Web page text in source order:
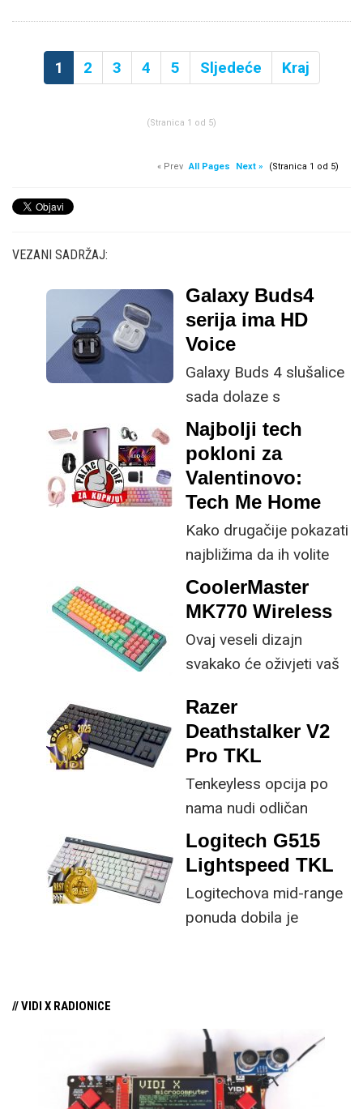
1 2 3 4 5 Sljedeće Kraj
(Stranica 1 od 5)
« Prev All Pages Next » (Stranica 1 od 5)
VEZANI SADRŽAJ:
Galaxy Buds4
serija ima HD
Voice
Galaxy Buds 4 slušalice
sada dolaze s
unaprijeđenom
kvalitetom poziva i
boljim uklanjanjem
pozadinske buke.
Najbolji tech
pokloni za
Valentinovo:
Tech Me Home
Kako drugačije pokazati
najbližima da ih volite
nego kupnjom
tehnološkog poklona
učiniti lakšom,
ugodnijom i
zabavnijom?
CoolerMaster
MK770 Wireless
Ovaj veseli dizajn
svakako će oživjeti vaš
CoolerMaster je stisnuo
klasičan layout koliko je
god bilo moguće, bez
žrtvovanja
funkcionalnosti.
Razer
Deathstalker V2
Pro TKL
Tenkeyless opcija po
nama nudi odličan
kompromis dizajna i
funkcionalnosti za
gamere, pa i za one koji
puno svakodnevno
tipkaju.
Logitech G515
Lightspeed TKL
Logitechova mid-range
ponuda dobila je
// VIDI X RADIONICE